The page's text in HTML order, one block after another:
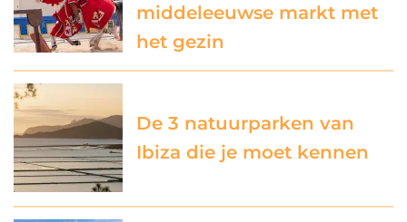
middeleeuwse markt met
het gezin
De 3 natuurparken van
Ibiza die je moet kennen